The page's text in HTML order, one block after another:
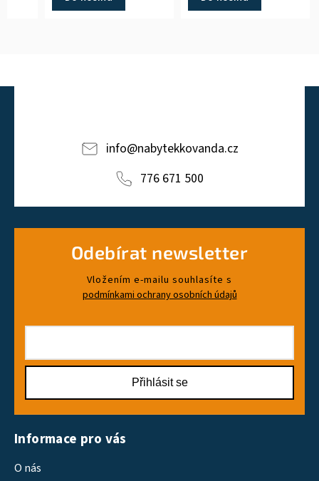
prosvětlí.
info@nabytekkovanda.cz
776 671 500
Odebírat newsletter
Vložením e-mailu souhlasíte s
podmínkami ochrany osobních údajů
Přihlásit se
Informace pro vás
O nás